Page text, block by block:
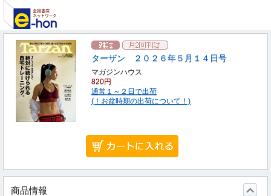
ターザン ２０２６年５月１４日号
マガジンハウス
820円
通常１～２日で出荷
(！お盆時期の出荷について！)
商品情報